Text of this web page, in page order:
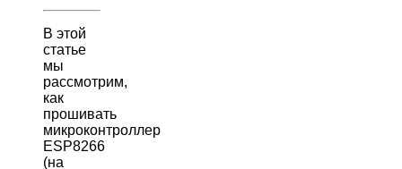
В этой
статье
мы
рассмотрим,
как
прошивать
микроконтроллер
ESP8266
(на